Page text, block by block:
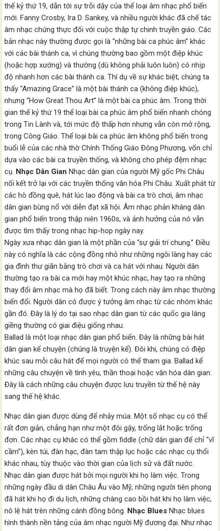
thế kỷ thứ 19, dẫn tới sự trỗi dậy của thể loại âm nhạc phổ biến
mới. Fanny Crosby, Ira D. Sankey, và nhiều người khác đã chế tác
âm nhạc chứng thực đối với cuộc thập tự chinh truyền giáo. Các
bản nhạc này thường được gọi là “những bài ca phúc âm” khác
với các bài thánh ca, vì chúng thường bao gồm một điệp khúc
(hoặc hợp xướng) và thường (dù không phải luôn luôn) có nhịp
độ nhanh hơn các bài thánh ca. Thí dụ về sự khác biệt, chúng ta
thấy “Amazing Grace” là một bài thánh ca (không điệp khúc),
nhưng “How Great Thou Art” là một bài ca phúc âm. Trong thời
gian thế kỷ thứ 19 thể loại bài ca phúc âm phổ biến nhanh chóng
trong Tin Lành và, tới mức độ thấp hơn nhưng vẫn còn mở rộng,
trong Công Giáo. Thể loại bài ca phúc âm không phổ biến trong
buổi lễ của các nhà thờ Chính Thống Giáo Đông Phương, vốn chỉ
dựa vào các bài ca truyền thống, và không cho phép đệm nhạc
cụ. Nhạc Dân Gian Nhạc dân gian của người Mỹ gốc Phi Châu
nối kết trở lại với các truyền thống văn hóa Phi Châu. Xuất phát từ
các hò đồng quê, hát lúc lao động và bài ca trò chơi, âm nhạc
dân gian bùng nổ với diễn đạt xã hội. Âm nhạc phản kháng dân
gian phổ biến trong thập niên 1960s, và ảnh hưởng của nó vẫn
được tìm thấy trong nhạc hip-hop ngày nay.
Ngày xưa nhạc dân gian là một phần của “sự giải trí chung.” Điều
này có nghĩa là các cộng đồng nhỏ như những ngôi làng hay các
gia đình thư giãn bằng trò chơi và ca hát với nhau. Người dân
thường tạo ra bài ca mới hay một khúc nhạc, hay tạo ra những
thay đổi âm nhạc mà họ đã biết. Trong cách này âm nhạc thường
biến đổi. Người dân có được ý tưởng âm nhạc từ các nhóm khác
gần đó. Đây là lý do tại sao nhạc dân gian từ các quốc gia láng
giềng thường có giai điệu giống nhau.
Ballad là một loại nhạc dân gian phổ biến. Đây là những bài hát
dân gian kể chuyện (chúng là truyện kể). Đôi khi, chúng có điệp
khúc sau mỗi câu hát để mọi người có thể tham gia. Ballad kể
những câu chuyện về tình yêu, thần thoại hoặc văn hóa dân gian.
Đây là cách những câu chuyện được lưu truyền từ thế hệ này
sang thế hệ khác.
Nhạc dân gian được dùng để nhảy múa. Một số nhạc cụ có thể
rất đơn giản, chẳng hạn như một đôi gậy, trống lắt hoặc trống
đơn. Các nhạc cụ khác có thể gồm fiddle (chữ dân gian để chỉ “vĩ
cầm”), kèn túi, đàn hạc, đàn tam thập lục hoặc các nhạc cụ thổi
khác nhau, tùy thuộc vào thời gian của lịch sử và đất nước.
Nhạc dân gian được hát bởi mọi người khi họ làm việc. Trong
những ngày đầu di dân Châu Âu vào Mỹ, những người tiên phong
đã hát khi họ đi du lịch, những chàng cao bồi hát khi họ làm việc,
nô lệ hát trên những cánh đồng bông. Nhạc Blues Nhạc blues
hình thành nền tảng của âm nhạc người Mỹ đương đại. Như nhạc